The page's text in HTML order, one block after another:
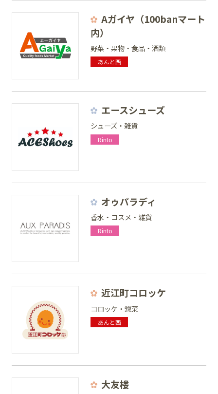
Aガイヤ（100banマート
内）
野菜・果物・食品・酒類
あんと西
エースシューズ
シューズ・雑貨
Rinto
オゥパラディ
香水・コスメ・雑貨
Rinto
近江町コロッケ
コロッケ・惣菜
あんと西
大友楼